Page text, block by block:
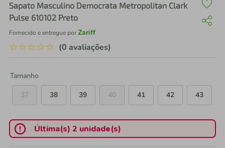
Sapato Masculino Democrata Metropolitan Clark
Pulse 610102 Preto
Fornecido e entregue porZariff
☆☆☆☆☆ (0 avaliações)
Tamanho
37
38 39 40 41 42 43
Última(s) 2 unidade(s)